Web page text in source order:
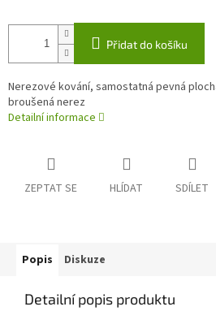
Přidat do košíku
Nerezové kování, samostatná pevná
broušená nerez
Detailní informace
ZEPTAT SE HLÍDAT SDÍLET
Popis Diskuze
Detailní popis produktu